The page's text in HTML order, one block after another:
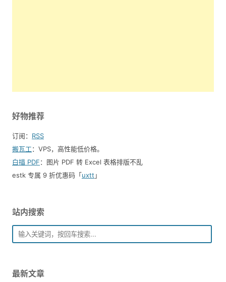
好物推荐
订阅： RSS
搬瓦工：VPS，高性能低价格。️
白描 PDF：图片 PDF 转 Excel 表格排版不乱
estk 专属 9 折优惠码「uxtt 」
站内搜索
最新文章